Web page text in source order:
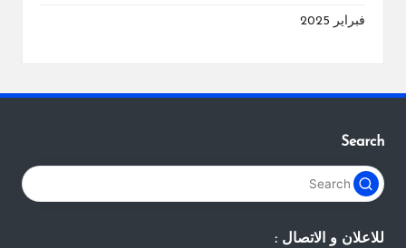
فبراير 2025
Search
للاعلان و الاتصال :